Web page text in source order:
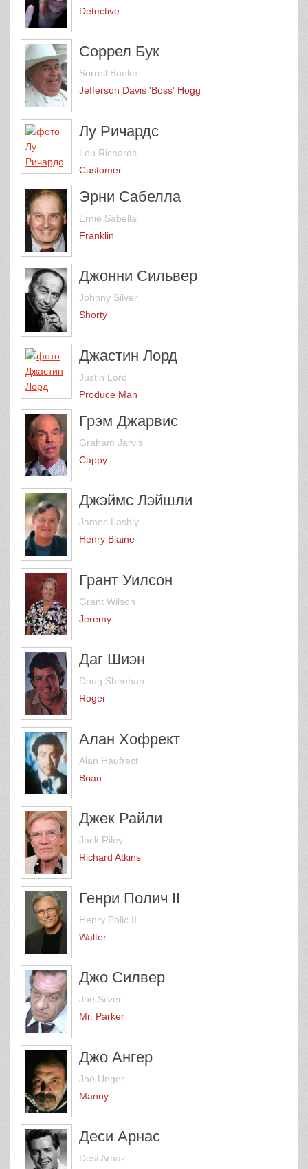
Detective
Соррел Бук
Sorrell Booke
Jefferson Davis 'Boss' Hogg
Лу Ричардс
Lou Richards
Customer
Эрни Сабелла
Ernie Sabella
Franklin
Джонни Сильвер
Johnny Silver
Shorty
Джастин Лорд
Justin Lord
Produce Man
Грэм Джарвис
Graham Jarvis
Cappy
Джэймс Лэйшли
James Lashly
Henry Blaine
Грант Уилсон
Grant Wilson
Jeremy
Даг Шиэн
Doug Sheehan
Roger
Алан Хофрект
Alan Haufrect
Brian
Джек Райли
Jack Riley
Richard Atkins
Генри Полич II
Henry Polic II
Walter
Джо Силвер
Joe Silver
Mr. Parker
Джо Ангер
Joe Unger
Manny
Деси Арнас
Desi Arnaz